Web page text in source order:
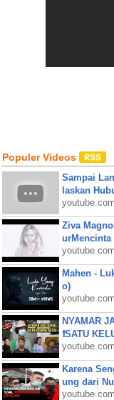
Populer Videos
Sampai
laskan
youtube.com
Ziva
urMencinta
youtube.com
Mahen -
o)
youtube.com
NYAMAR
❗SATU
youtube.com
Karena
ung dari
youtube.com